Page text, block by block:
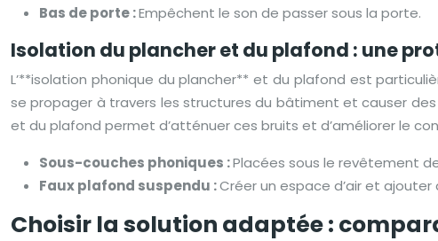
Bas de porte :Empêchent le son de passer sous la porte.
Isolation du plancher et du plafond : une
L’**isolation phonique du plancher** et du plafond est
se propager à travers les structures du bâtiment et causer
et du plafond permet d’atténuer ces bruits et d’améliorer le
Sous-couches phoniques :Placées sous le revêtement
Faux plafond suspendu :Créer un espace d’air et
Choisir la solution adaptée :